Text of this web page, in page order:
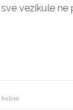
vezikule ne
bolesti